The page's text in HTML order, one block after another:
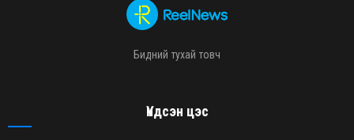
Бидний тухай товч
Үндсэн цэс